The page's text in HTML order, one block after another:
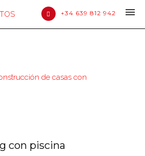
+34 639 812 942
con piscina